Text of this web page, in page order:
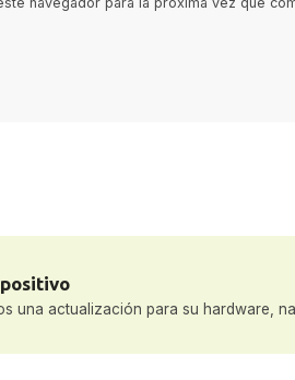
una actualización para su hardware,